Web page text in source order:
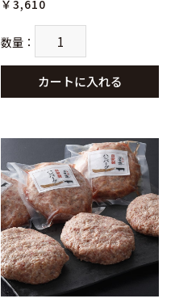
￥3,610
数量 ：
カートに入れる